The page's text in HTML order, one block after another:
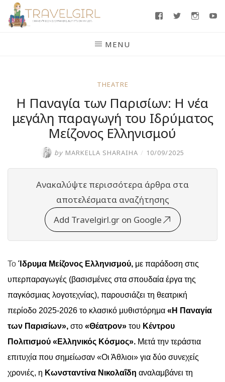
Skip
FacebookTwitter
MENU
THEATRE
Η Παναγία των Παρισίων: Η νέα
μεγάλη παραγωγή του Ιδρύματος
Μείζονος Ελληνισμού
by MARKELLA SHARAIHA / 10/09/2025
Ανακαλύψτε περισσότερα άρθρα στα
αποτελέσματα αναζήτησης
Add Travelgirl.gr on Google
Το Ίδρυμα Μείζονος Ελληνισμού, με παράδοση στις
υπερπαραγωγές (βασισμένες στα σπουδαία έργα της
παγκόσμιας λογοτεχνίας), παρουσιάζει τη θεατρική
περίοδο 2025-2026 το κλασικό μυθιστόρημα «Η Παναγία
των Παρισίων», στο «Θέατρον» του Κέντρου
Πολιτισμού «Ελληνικός Κόσμος». Μετά την τεράστια
επιτυχία που σημείωσαν «Οι Άθλιοι» για δύο συνεχείς
χρονιές, η Κωνσταντίνα Νικολαΐδη αναλαμβάνει τη